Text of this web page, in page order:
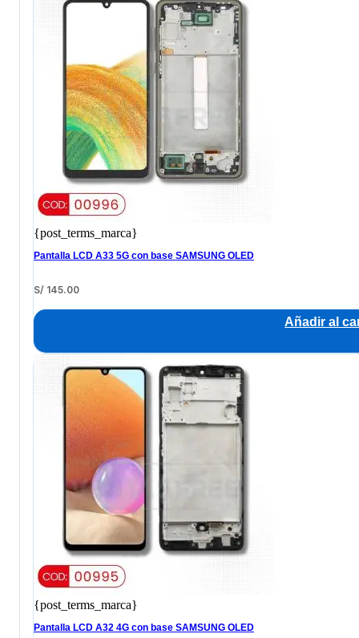
{post_terms_marca}
Pantalla LCD A33 5G con base SAMSUNG OLED
S/ 145.00
Añadir al
{post_terms_marca}
Pantalla LCD A32 4G con base SAMSUNG OLED